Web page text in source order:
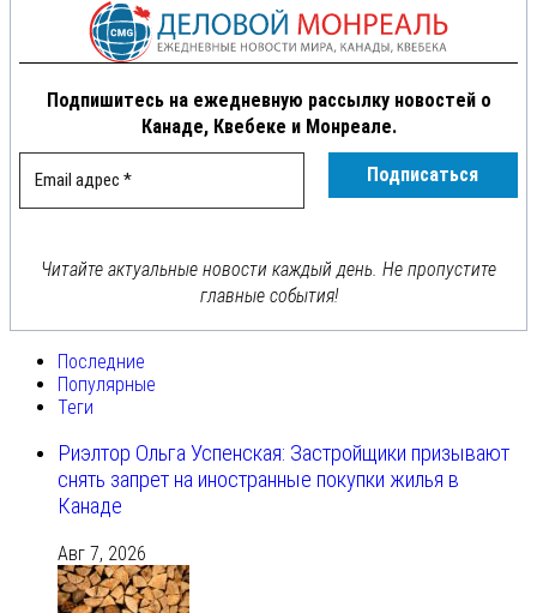
Подпишитесь на ежедневную рассылку новостей о
Канаде, Квебеке и Монреале.
Читайте актуальные новости каждый день. Не пропустите
главные события!
Последние
Популярные
Теги
Риэлтор Ольга Успенская: Застройщики призывают
снять запрет на иностранные покупки жилья в
Канаде
Авг 7, 2026